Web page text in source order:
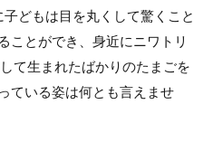
どもは目を丸くして驚くこと
ことができ、身近にニワトリ
て生まれたばかりのたまごを
ている姿は何とも言えませ